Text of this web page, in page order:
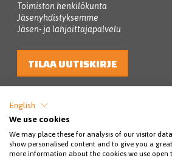
Toimiston henkilökunta
Jäsenyhdistyksemme
Jäsen- ja lahjoittajapalvelu
TILAA UUTISKIRJE
English
We use cookies
We may place these for analysis of our visitor
show personalised content and to give you a
more information about the cookies we use open